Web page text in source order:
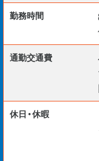
【応募条件】
（シニア層の雇用促
・実務経験8年以上
・募集職種に応じ
└ 1級建築士
└ 1級建築施工管
└ 1級土木施工管
└ 1級管工事施工管
勤務時間
通勤交通費
休日・休暇